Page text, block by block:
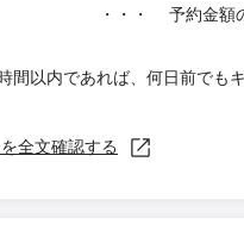
・・・ 予約金額
間以内であれば、何日前でも
全文確認する